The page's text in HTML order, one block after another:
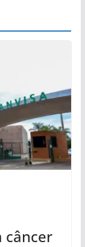
câncer